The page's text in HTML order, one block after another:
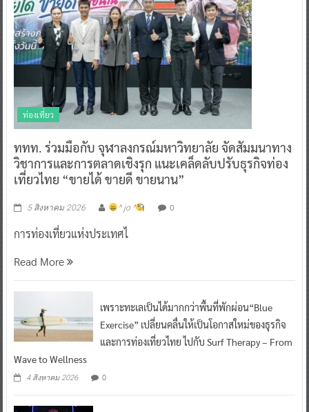
ท่องเที่ยว
ททท. ร่วมมือกับ จุฬาลงกรณ์มหาวิทยาลัย จัดสัมมนาทาง
วิชาการและการตลาดเชิงรุก แนะเคล็ดลับปรับธุรกิจท่อง
เที่ยวไทย “ขายได้ ขายดี ขายนาน”
5 สิงหาคม 2026 ^ jo ^ 0
การท่องเที่ยวแห่งประเทศไ
Read More
เพราะทะเลเป็นได้มากกว่าพื้นที่พักผ่อน“Blue
Exercise” เปลี่ยนคลื่นให้เป็นโอกาสใหม่ของธุรกิจ
และการท่องเที่ยวไทย ไปกับ Surf Therapy – From
Wave to Wellness
4 สิงหาคม 2026 0